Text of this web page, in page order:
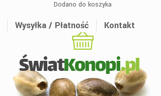
Dodano do koszyka
Wysyłka / Płatność Kontakt